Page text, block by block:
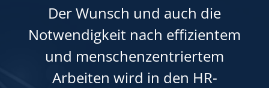
Der Wunsch und auch die
Notwendigkeit nach effizientem
und menschenzentriertem
Arbeiten wird in den HR-